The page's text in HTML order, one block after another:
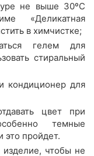
не выше 30ºС
«Деликатная
в химчистке;
гелем для
стиральный
кондиционер для
цвет при
темные
это пройдет.
чтобы не